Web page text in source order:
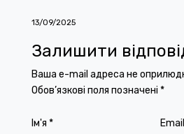
13/09/2025
Залишити
Ваша e-mail адреса не
Обов’язкові поля позначені *
Ім'я * Email